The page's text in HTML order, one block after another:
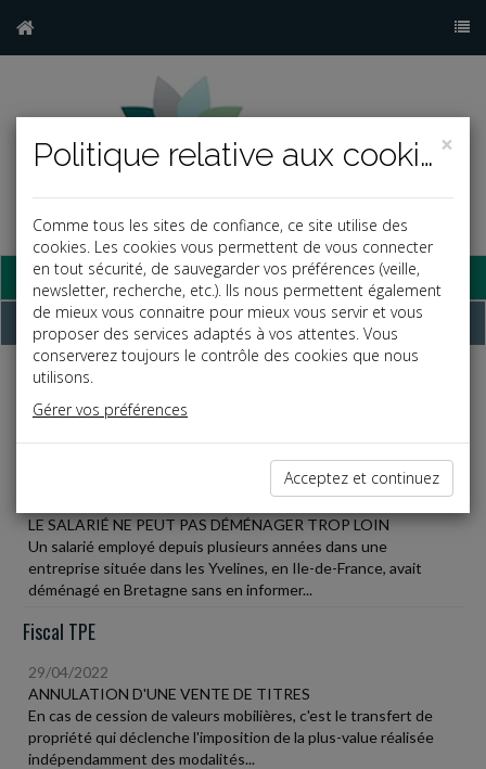
Base documentaire
Dépêches
Liste des dernières dépêches
LE SALARIÉ NE PEUT PAS DÉMÉNAGER TROP LOIN
Un salarié employé depuis plusieurs années dans une
entreprise située dans les Yvelines, en Ile-de-France, avait
déménagé en Bretagne sans en informer...
Fiscal TPE
29/04/2022
ANNULATION D'UNE VENTE DE TITRES
En cas de cession de valeurs mobilières, c'est le transfert de
propriété qui déclenche l'imposition de la plus-value réalisée
indépendamment des modalités...
×
Politique relative aux cookies
Comme tous les sites de confiance, ce site utilise des
cookies. Les cookies vous permettent de vous connecter
en tout sécurité, de sauvegarder vos préférences (veille,
newsletter, recherche, etc.). Ils nous permettent également
de mieux vous connaitre pour mieux vous servir et vous
proposer des services adaptés à vos attentes. Vous
conserverez toujours le contrôle des cookies que nous
utilisons.
Gérer vos préférences
Acceptez et continuez